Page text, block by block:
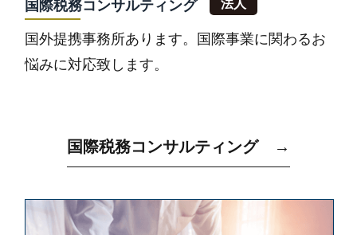
国際税務コンサルティング
国外提携事務所あります。国際事業に関わるお
悩みに対応致します。
国際税務コンサルティング →